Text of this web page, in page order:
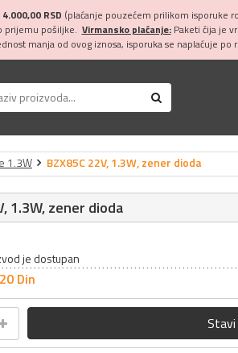
4.000,00 RSD (plaćanje pouzećem prilikom isporuke
prijemu pošiljke. Virmansko plaćanje:Paketi čija je
manja od ovog iznosa, isporuka se naplaćuje
1.3W BZX85C 22V, 1.3W, zener dioda
1.3W, zener dioda
je dostupan
20 Din